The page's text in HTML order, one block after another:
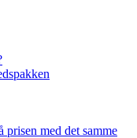
med det samme